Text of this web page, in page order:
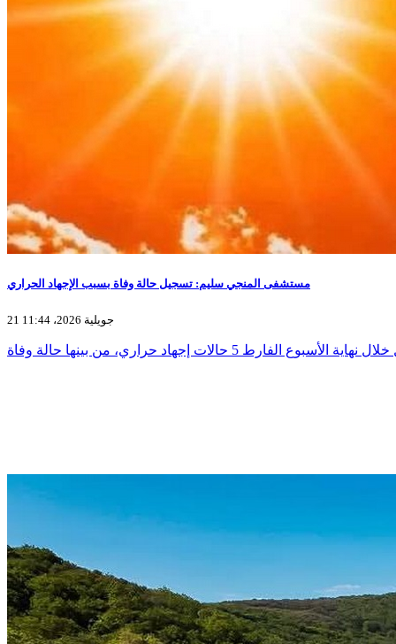
مستشفى المنجي سليم: تسجيل حالة وفاة بسبب الإجهاد الحراري
21 جويلية 2026، 11:44